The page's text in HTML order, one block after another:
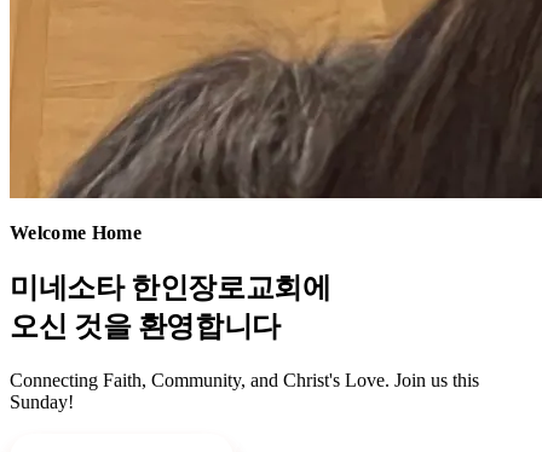
Welcome Home
미네소타 한인장로교회에
오신 것을 환영합니다
Connecting Faith, Community, and Christ's Love. Join us this
Sunday!